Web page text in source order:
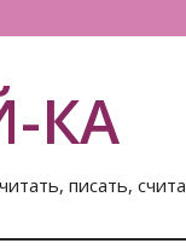
КА
писать,